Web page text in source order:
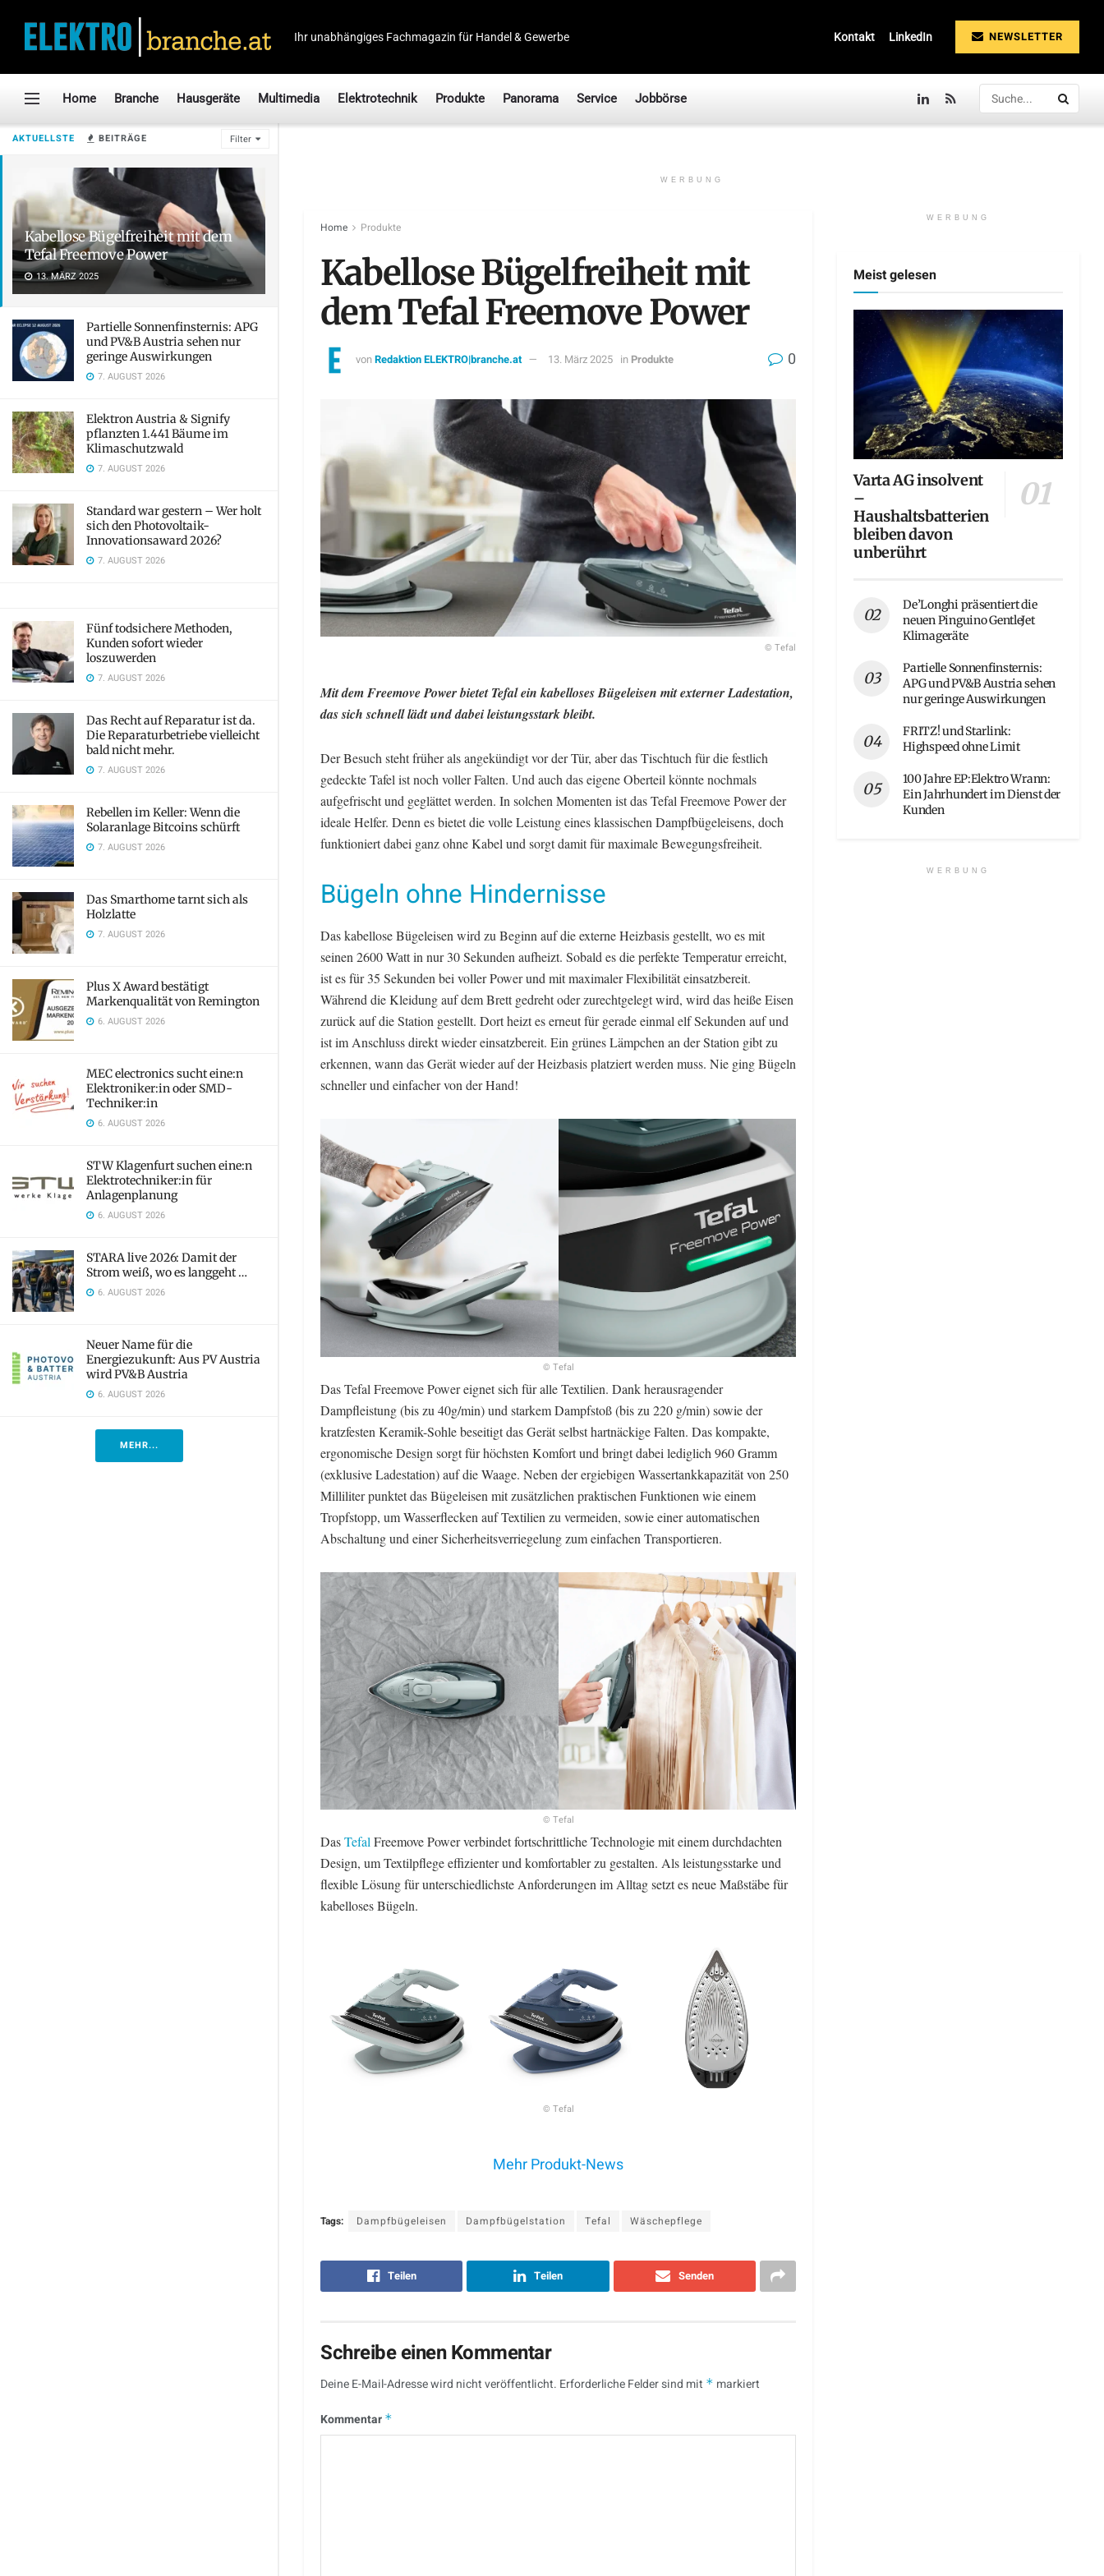
AKTUELLSTE BEITRÄGE Filter
Kabellose Bügelfreiheit mit dem
Tefal Freemove Power
13. MÄRZ 2025
Partielle Sonnenfinsternis: APG
und PV&B Austria sehen nur
geringe Auswirkungen
7. AUGUST 2026
Elektron Austria & Signify
pflanzten 1.441 Bäume im
Klimaschutzwald
7. AUGUST 2026
Standard war gestern – Wer holt
sich den Photovoltaik-
Innovationsaward 2026?
7. AUGUST 2026
Fünf todsichere Methoden,
Kunden sofort wieder
loszuwerden
7. AUGUST 2026
Das Recht auf Reparatur ist da.
Die Reparaturbetriebe vielleicht
bald nicht mehr.
7. AUGUST 2026
Rebellen im Keller: Wenn die
Solaranlage Bitcoins schürft
7. AUGUST 2026
Das Smarthome tarnt sich als
Holzlatte
7. AUGUST 2026
Plus X Award bestätigt
Markenqualität von Remington
6. AUGUST 2026
MEC electronics sucht eine:n
Elektroniker:in oder SMD-
Techniker:in
6. AUGUST 2026
STW Klagenfurt suchen eine:n
Elektrotechniker:in für
Anlagenplanung
6. AUGUST 2026
STARA live 2026: Damit der
Strom weiß, wo es langgeht …
6. AUGUST 2026
Neuer Name für die
Energiezukunft: Aus PV Austria
wird PV&B Austria
6. AUGUST 2026
MEHR...
Ihr unabhängiges Fachmagazin für Handel & Gewerbe Kontakt LinkedIn NEWSLETTER
Home Branche Hausgeräte Multimedia Elektrotechnik Produkte Panorama Service Jobbörse
WERBUNG
Home Produkte
Kabellose Bügelfreiheit mit
dem Tefal Freemove Power
vonRedaktion ELEKTRO|branche.at 13. März 2025 in Produkte 0
© Tefal
Mit dem Freemove Power bietet Tefal ein kabelloses Bügeleisen mit externer Ladestation,
das sich schnell lädt und dabei leistungsstark bleibt.
Der Besuch steht früher als angekündigt vor der Tür, aber das Tischtuch für die festlich
gedeckte Tafel ist noch voller Falten. Und auch das eigene Oberteil könnte nochmals
aufgefrischt und geglättet werden. In solchen Momenten ist das Tefal Freemove Power der
ideale Helfer. Denn es bietet die volle Leistung eines klassischen Dampfbügeleisens, doch
funktioniert dabei ganz ohne Kabel und sorgt damit für maximale Bewegungsfreiheit.
Bügeln ohne Hindernisse
Das kabellose Bügeleisen wird zu Beginn auf die externe Heizbasis gestellt, wo es mit
seinen 2600 Watt in nur 30 Sekunden aufheizt. Sobald es die perfekte Temperatur erreicht,
ist es für 35 Sekunden bei voller Power und mit maximaler Flexibilität einsatzbereit.
Während die Kleidung auf dem Brett gedreht oder zurechtgelegt wird, wird das heiße Eisen
zurück auf die Station gestellt. Dort heizt es erneut für gerade einmal elf Sekunden auf und
ist im Anschluss direkt wieder einsatzbereit. Ein grünes Lämpchen an der Station gibt zu
erkennen, wann das Gerät wieder auf der Heizbasis platziert werden muss. Nie ging Bügeln
schneller und einfacher von der Hand!
© Tefal
Das Tefal Freemove Power eignet sich für alle Textilien. Dank herausragender
Dampfleistung (bis zu 40g/min) und starkem Dampfstoß (bis zu 220 g/min) sowie der
kratzfesten Keramik-Sohle beseitigt das Gerät selbst hartnäckige Falten. Das kompakte,
ergonomische Design sorgt für höchsten Komfort und bringt dabei lediglich 960 Gramm
(exklusive Ladestation) auf die Waage. Neben der ergiebigen Wassertankkapazität von 250
Milliliter punktet das Bügeleisen mit zusätzlichen praktischen Funktionen wie einem
Tropfstopp, um Wasserflecken auf Textilien zu vermeiden, sowie einer automatischen
Abschaltung und einer Sicherheitsverriegelung zum einfachen Transportieren.
© Tefal
DasTefalFreemove Power verbindet fortschrittliche Technologie mit einem durchdachten
Design, um Textilpflege effizienter und komfortabler zu gestalten. Als leistungsstarke und
flexible Lösung für unterschiedlichste Anforderungen im Alltag setzt es neue Maßstäbe für
kabelloses Bügeln.
© Tefal
Mehr Produkt-News
Tags: Dampfbügeleisen Dampfbügelstation Tefal Wäschepflege
Teilen Teilen Senden
Schreibe einen Kommentar
Deine E-Mail-Adresse wird nicht veröffentlicht. Erforderliche Felder sind mit * markiert
Kommentar *
WERBUNG
Meist gelesen
Varta AG insolvent
–
Haushaltsbatterien
bleiben davon
unberührt
De’Longhi präsentiert die
neuen Pinguino GentleJet
Klimageräte
Partielle Sonnenfinsternis:
APG und PV&B Austria sehen
nur geringe Auswirkungen
FRITZ! und Starlink:
Highspeed ohne Limit
100 Jahre EP:Elektro Wrann:
Ein Jahrhundert im Dienst der
Kunden
WERBUNG